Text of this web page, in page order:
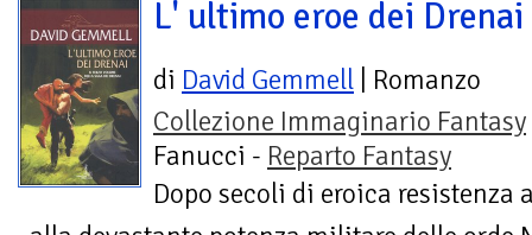
L' ultimo eroe dei Drenai
di David Gemmell | Romanzo
Collezione Immaginario Fantasy
Fanucci - Reparto Fantasy
Dopo secoli di eroica resistenza